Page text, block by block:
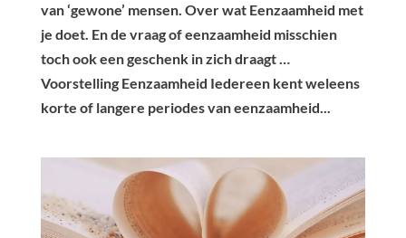
van ‘gewone’ mensen. Over wat Eenzaamheid met
je doet. En de vraag of eenzaamheid misschien
toch ook een geschenk in zich draagt …
Voorstelling Eenzaamheid Iedereen kent weleens
korte of langere periodes van eenzaamheid...